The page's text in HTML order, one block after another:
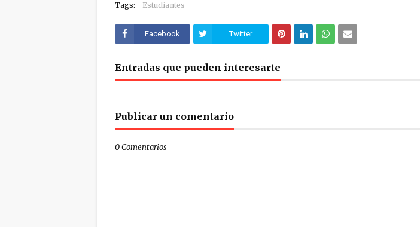
Tags: Estudiantes
Facebook Twitter
Entradas que pueden interesarte
Publicar un comentario
0 Comentarios